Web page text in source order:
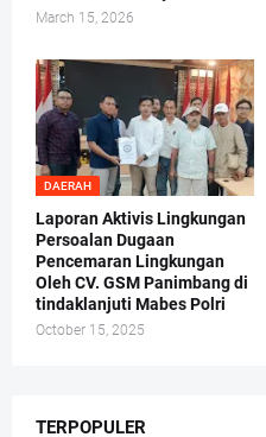
March 15, 2026
DAERAH
Laporan Aktivis Lingkungan
Persoalan Dugaan
Pencemaran Lingkungan
Oleh CV. GSM Panimbang di
tindaklanjuti Mabes Polri
October 15, 2025
TERPOPULER